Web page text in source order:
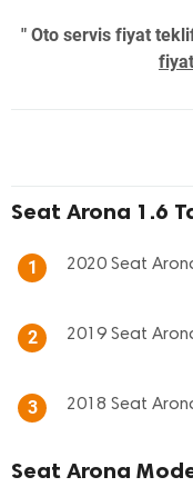
" Oto servis fiyat
Seat Arona 1.6
1 2020 Seat
2 2019 Seat
3 2018 Seat
Seat Arona